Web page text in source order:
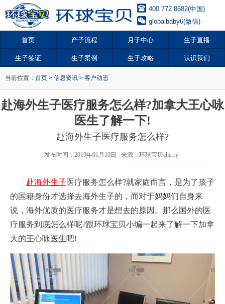
400 772 8682(中国)
globalbaby6(微信)
首页 产子流程 月子中心 生子直播
生子签证 生子案例 生子攻略 认识我们
当前位置： 首页 > 信息资讯 > 客户动态
赴海外生子医疗服务怎么样?加拿大王心咏
医生了解一下!
赴海外生子医疗服务怎么样?
发布时间：2019年01月10日 来源：环球宝贝cherry
赴海外生子医疗服务怎么样?就家庭而言，是为了孩子
的国籍身份才选择去海外生子的，而对于妈妈们自身来
说，海外优质的医疗服务才是想去的原因。那么国外的医
疗服务到底怎么样呢?跟环球宝贝小编一起来了解一下加拿
大的王心咏医生吧!